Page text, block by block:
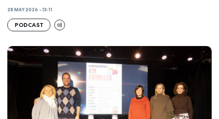
28 MAY 2026 - 13:11
PODCAST